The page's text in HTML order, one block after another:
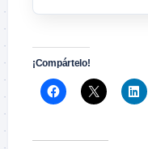
¡Compártelo!